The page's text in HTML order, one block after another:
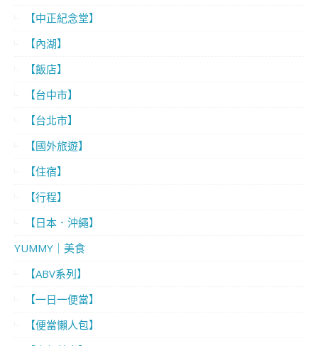
【中正紀念堂】
【內湖】
【飯店】
【台中市】
【台北市】
【國外旅遊】
【住宿】
【行程】
【日本．沖繩】
YUMMY｜美食
【ABV系列】
【一日一便當】
【便當懶人包】